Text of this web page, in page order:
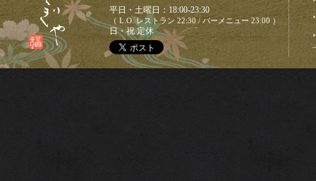
平日・土曜日：18:00-23:30
（ L.O. レストラン 22:30 / バーメニュー 23:00 ）
日・祝 定休